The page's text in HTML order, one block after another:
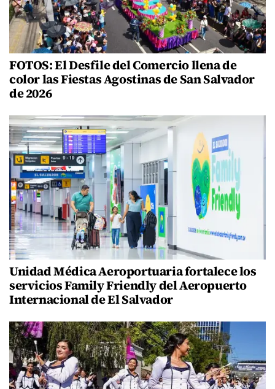
FOTOS: El Desfile del Comercio llena de
color las Fiestas Agostinas de San Salvador
de 2026
Unidad Médica Aeroportuaria fortalece los
servicios Family Friendly del Aeropuerto
Internacional de El Salvador